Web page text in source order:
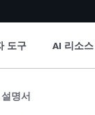
도구 AI 리소스
명서